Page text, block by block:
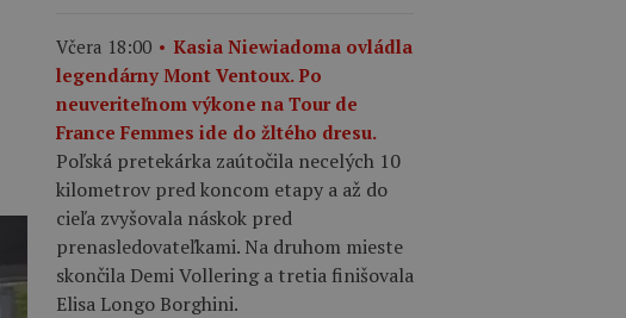
Včera 18:00
Kasia Niewiadoma ovládla
legendárny Mont Ventoux. Po
neuveriteľnom výkone na Tour de
France Femmes ide do žltého dresu.
Poľská pretekárka zaútočila necelých 10
kilometrov pred koncom etapy a až do
cieľa zvyšovala náskok pred
prenasledovateľkami. Na druhom mieste
skončila Demi Vollering a tretia finišovala
Elisa Longo Borghini.